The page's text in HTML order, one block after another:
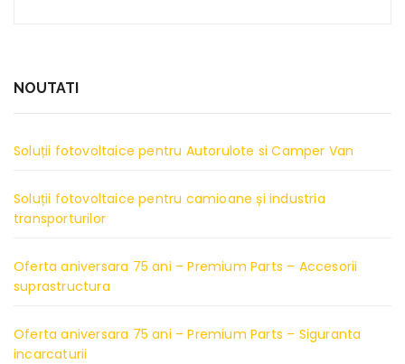
NOUTATI
Soluții fotovoltaice pentru Autorulote si Camper Van
Soluții fotovoltaice pentru camioane și industria
transporturilor
Oferta aniversara 75 ani – Premium Parts – Accesorii
suprastructura
Oferta aniversara 75 ani – Premium Parts – Siguranta
incarcaturii